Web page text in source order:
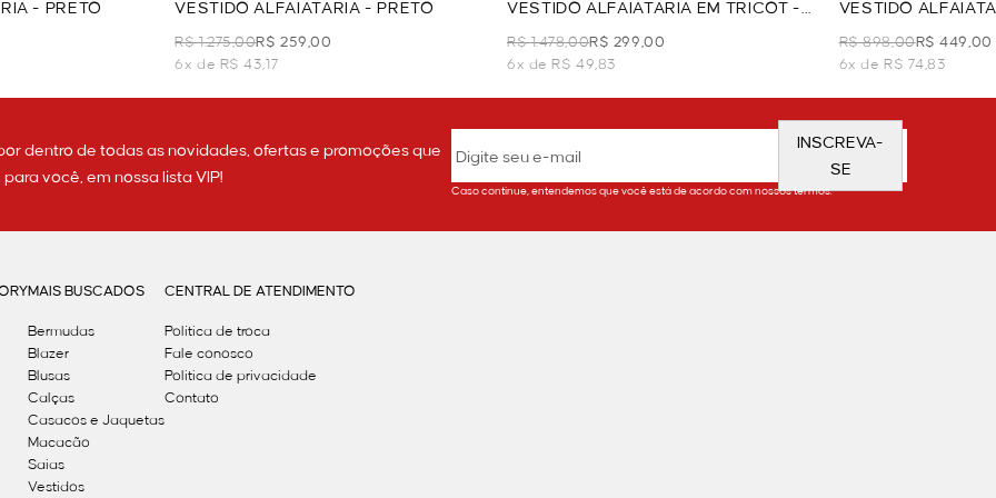
- PRETO VESTIDO ALFAIATARIA - PRETO
R$ 1.275,00R$ 259,00
6x de R$ 43,17
VESTIDO ALFAIATARIA EM TRICOT -
PRETO
R$ 1.478,00R$ 299,00
6x de R$ 49,83
VESTIDO
PRETO
R$ 898,00R$ 449,00
6x de R$ 74,83
dentro de todas as novidades, ofertas e promoções que
você, em nossa lista VIP!
INSCREVA-
SE
Caso continue, entendemos que você está de acordo com nossos termos.
MAIS BUSCADOS
Bermudas
Blazer
Blusas
Calças
Casacos e Jaquetas
Macacão
Saias
Vestidos
CENTRAL DE ATENDIMENTO
Política de troca
Fale conosco
Politica de privacidade
Contato